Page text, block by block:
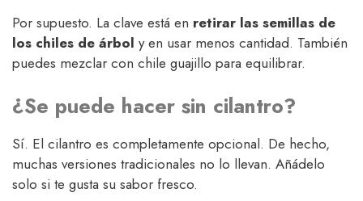
Por supuesto. La clave está en retirar las semillas de
los chiles de árbol y en usar menos cantidad. También
puedes mezclar con chile guajillo para equilibrar.
¿Se puede hacer sin cilantro?
Sí. El cilantro es completamente opcional. De hecho,
muchas versiones tradicionales no lo llevan. Añádelo
solo si te gusta su sabor fresco.